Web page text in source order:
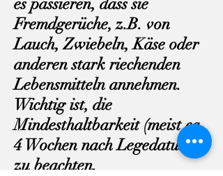
Fremdgerüche, z.B. von
Lauch, Zwiebeln, Käse oder
anderen stark riechenden
Lebensmitteln annehmen.
Wichtig ist, die
Mindesthaltbarkeit (meist ca.
4 Wochen nach Legedatum)
zu beachten.